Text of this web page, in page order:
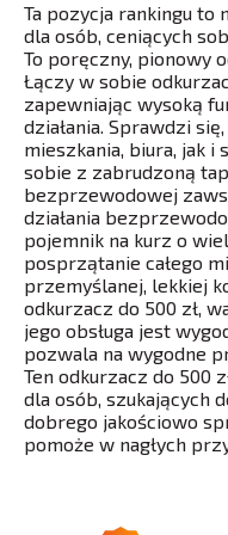
Ta pozycja rankingu to
dla osób, ceniących
To poręczny, pionowy
Łączy w sobie
zapewniając wysoką
działania. Sprawdzi
mieszkania, biura, jak i
sobie z zabrudzoną
bezprzewodowej
działania
pojemnik na kurz o
posprzątanie całego
przemyślanej, lekkiej
odkurzacz do 500 zł,
jego obsługa jest
pozwala na wygodne
Ten odkurzacz do 500
dla osób, szukających
dobrego jakościowo
pomoże w nagłych